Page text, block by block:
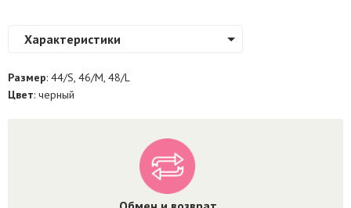
Характеристики
Размер: 44/S, 46/M, 48/L
Цвет: черный